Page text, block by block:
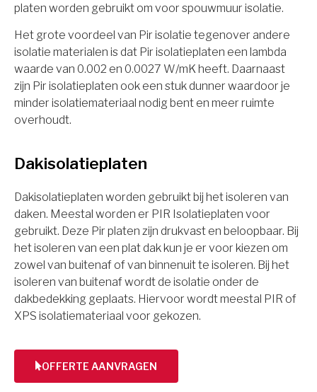
platen worden gebruikt om voor spouwmuur isolatie.
Het grote voordeel van Pir isolatie tegenover andere
isolatie materialen is dat Pir isolatieplaten een lambda
waarde van 0.002 en 0.0027 W/mK heeft. Daarnaast
zijn Pir isolatieplaten ook een stuk dunner waardoor je
minder isolatiemateriaal nodig bent en meer ruimte
overhoudt.
Dakisolatieplaten
Dakisolatieplaten worden gebruikt bij het isoleren van
daken. Meestal worden er PIR Isolatieplaten voor
gebruikt. Deze Pir platen zijn drukvast en beloopbaar. Bij
het isoleren van een plat dak kun je er voor kiezen om
zowel van buitenaf of van binnenuit te isoleren. Bij het
isoleren van buitenaf wordt de isolatie onder de
dakbedekking geplaats. Hiervoor wordt meestal PIR of
XPS isolatiemateriaal voor gekozen.
OFFERTE AANVRAGEN